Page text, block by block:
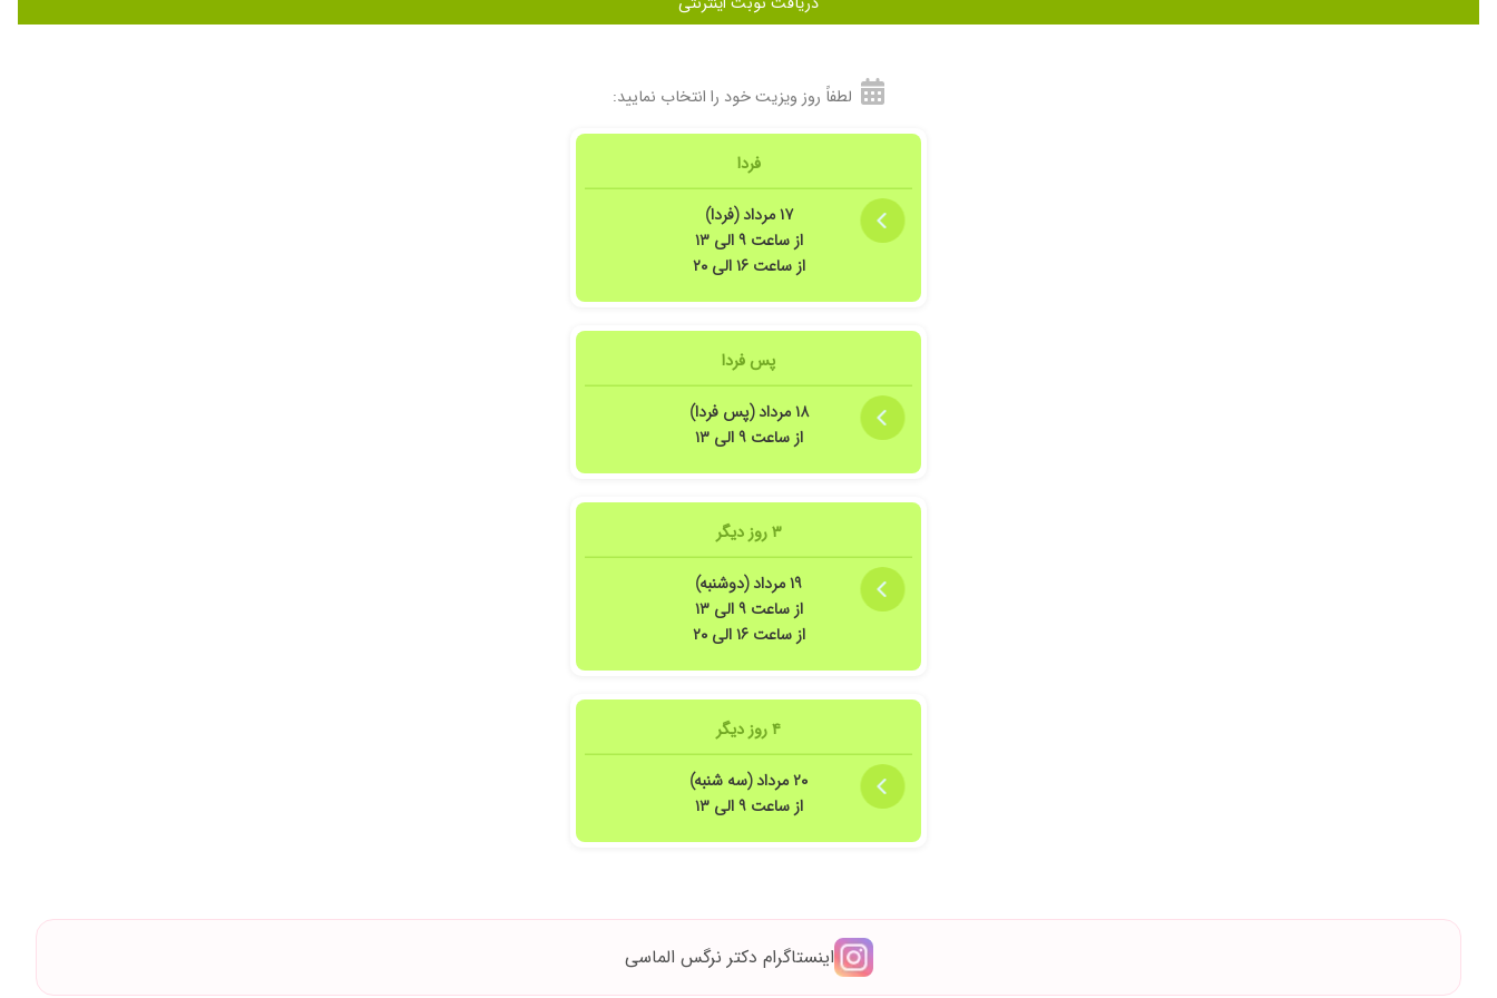
لطفاً روز ویزیت خود را انتخاب نمایید:
فردا
۱۷ مرداد (فردا)
از ساعت ۹ الی ۱۳
از ساعت ۱۶ الی ۲۰
پس فردا
۱۸ مرداد (پس فردا)
از ساعت ۹ الی ۱۳
۳ روز دیگر
۱۹ مرداد (دوشنبه)
از ساعت ۹ الی ۱۳
از ساعت ۱۶ الی ۲۰
۴ روز دیگر
۲۰ مرداد (سه شنبه)
از ساعت ۹ الی ۱۳
اینستاگرام دکتر نرگس الماسی